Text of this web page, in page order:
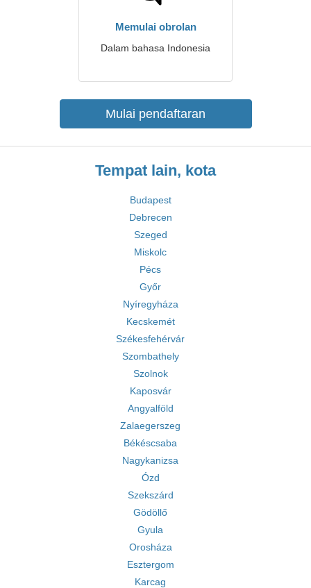
Memulai obrolan
Dalam bahasa Indonesia
Mulai pendaftaran
Tempat lain, kota
Budapest
Debrecen
Szeged
Miskolc
Pécs
Győr
Nyíregyháza
Kecskemét
Székesfehérvár
Szombathely
Szolnok
Kaposvár
Angyalföld
Zalaegerszeg
Békéscsaba
Nagykanizsa
Ózd
Szekszárd
Gödöllő
Gyula
Orosháza
Esztergom
Karcag